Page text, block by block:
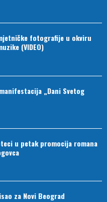
fotografije u okviru
(VIDEO)
„Dani Svetog
u petak promocija romana
za Novi Beograd